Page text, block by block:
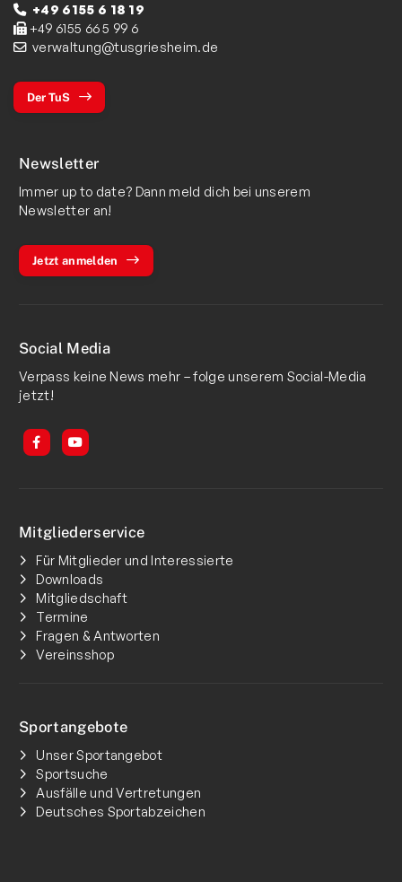
+49 6155 6 18 19
+49 6155 66 5 99 6
verwaltung@tusgriesheim.de
Der TuS
Newsletter
Immer up to date? Dann meld dich bei unserem
Newsletter an!
Jetzt anmelden
Social Media
Verpass keine News mehr – folge unserem Social-Media
jetzt!
Mitgliederservice
Für Mitglieder und Interessierte
Downloads
Mitgliedschaft
Termine
Fragen & Antworten
Vereinsshop
Sportangebote
Unser Sportangebot
Sportsuche
Ausfälle und Vertretungen
Deutsches Sportabzeichen